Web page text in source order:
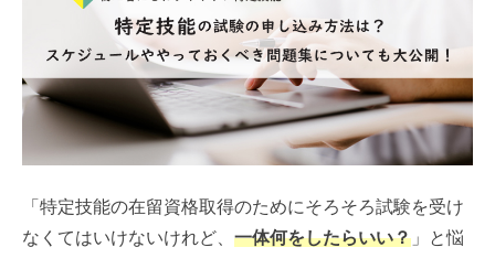
お問い合わせ
「特定技能の在留資格取得のためにそろそろ試験を受け
なくてはいけないけれど、 一体何をしたらいい？ 」と悩